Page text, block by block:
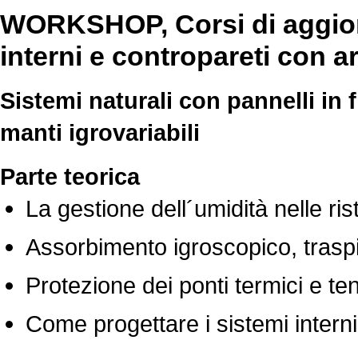
WORKSHOP, Corsi di
interni e contropareti con
Sistemi naturali con pannelli in
manti igrovariabili
Parte teorica
La gestione dell´umidità nelle
Assorbimento igroscopico,
Protezione dei ponti termici e
Come progettare i sistemi